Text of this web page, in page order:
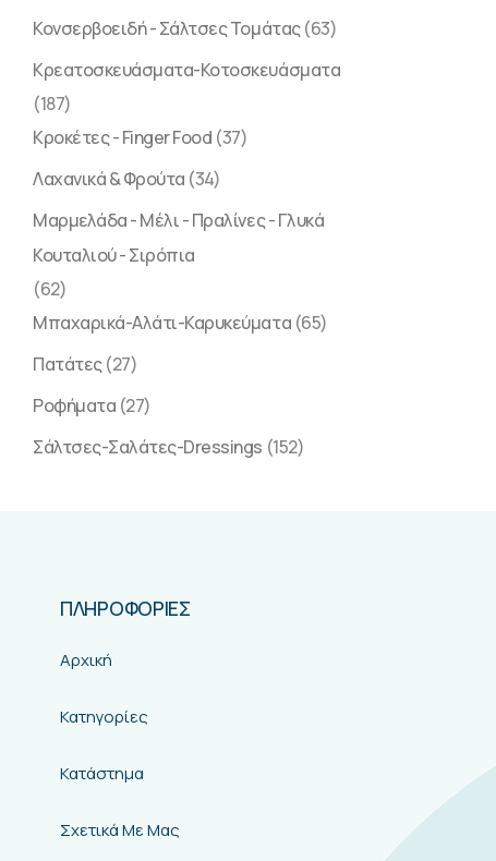
Κονσερβοειδή - Σάλτσες Τομάτας(63)
Κρεατοσκευάσματα-Κοτοσκευάσματα
(187)
Κροκέτες - Finger Food (37)
Λαχανικά & Φρούτα (34)
Μαρμελάδα - Μέλι - Πραλίνες - Γλυκά
Κουταλιού - Σιρόπια
(62)
Μπαχαρικά-Αλάτι-Καρυκεύματα (65)
Πατάτες(27)
Ροφήματα (27)
Σάλτσες-Σαλάτες-Dressings (152)
ΠΛΗΡΟΦΟΡΙΕΣ
Αρχική
Κατηγορίες
Κατάστημα
Σχετικά Με Μας